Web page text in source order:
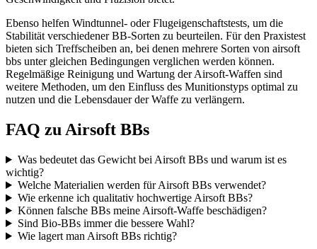
Ebenso helfen Windtunnel- oder Flugeigenschaftstests, um die
Stabilität verschiedener BB-Sorten zu beurteilen. Für den Praxistest
bieten sich Treffscheiben an, bei denen mehrere Sorten von airsoft
bbs unter gleichen Bedingungen verglichen werden können.
Regelmäßige Reinigung und Wartung der Airsoft-Waffen sind
weitere Methoden, um den Einfluss des Munitionstyps optimal zu
nutzen und die Lebensdauer der Waffe zu verlängern.
FAQ zu Airsoft BBs
Was bedeutet das Gewicht bei Airsoft BBs und warum ist es
wichtig?
Welche Materialien werden für Airsoft BBs verwendet?
Wie erkenne ich qualitativ hochwertige Airsoft BBs?
Können falsche BBs meine Airsoft-Waffe beschädigen?
Sind Bio-BBs immer die bessere Wahl?
Wie lagert man Airsoft BBs richtig?